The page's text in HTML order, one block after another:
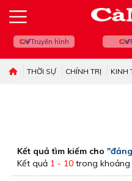
Truyền hình
THỜI SỰ CHÍNH TRỊ KINH
Kết quả tìm kiếm cho
Kết quả 1 - 10 trong khoảng